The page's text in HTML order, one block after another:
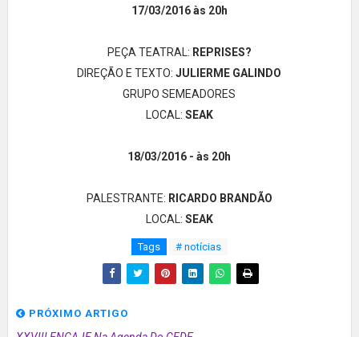
17/03/2016 às 20h
PEÇA TEATRAL: REPRISES?
DIREÇÃO E TEXTO:JULIERME GALINDO
GRUPO SEMEADORES
LOCAL: SEAK
18/03/2016 - às 20h
PALESTRANTE: RICARDO BRANDÃO
LOCAL: SEAK
Tags # notícias
PRÓXIMO ARTIGO